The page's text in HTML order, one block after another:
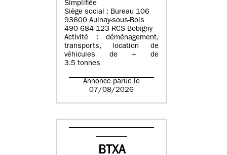
Simplifiée
Siège social : Bureau 106
93600 Aulnay-sous-Bois
490 684 123 RCS Bobigny
Activité : déménagement,
transports, location de
véhicules de + de
3.5 tonnes
Annonce parue le
07/08/2026
BTXA